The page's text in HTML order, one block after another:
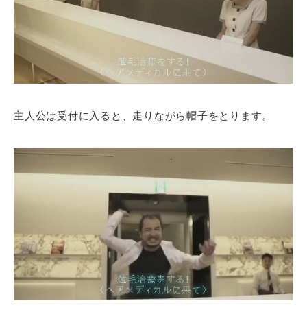
主人公は受付に入ると、走りながら帽子をとります。